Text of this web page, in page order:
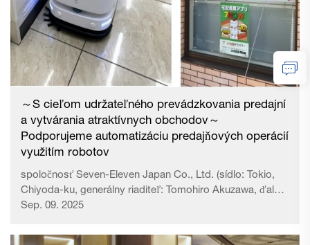
～S cieľom udržateľného prevádzkovania predajní
a vytvárania atraktívnych obchodov～
Podporujeme automatizáciu predajňových operácií
využitím robotov
spoločnosť Seven-Eleven Japan Co., Ltd. (sídlo: Tokio,
Chiyoda-ku, generálny riaditeľ: Tomohiro Akuzawa, ďalej
len „spoločnosť“) reagovala na rôzne zmeny v prostredí
zavádzanie zariadení na podporu automatizácie a úspory
Sep. 09. 2025